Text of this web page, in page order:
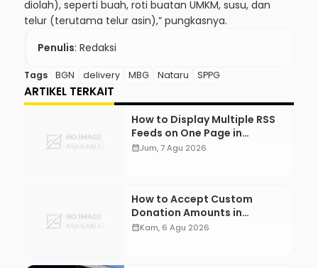
diolah), seperti buah, roti buatan UMKM, susu, dan
telur (terutama telur asin),” pungkasnya.
Penulis: Redaksi
Tags BGN delivery MBG Nataru SPPG
ARTIKEL TERKAIT
How to Display Multiple RSS
Feeds on One Page in
WordPress
calendar_monthJum, 7 Agu 2026
How to Accept Custom
Donation Amounts in
WordPress with Stripe
calendar_monthKam, 6 Agu 2026